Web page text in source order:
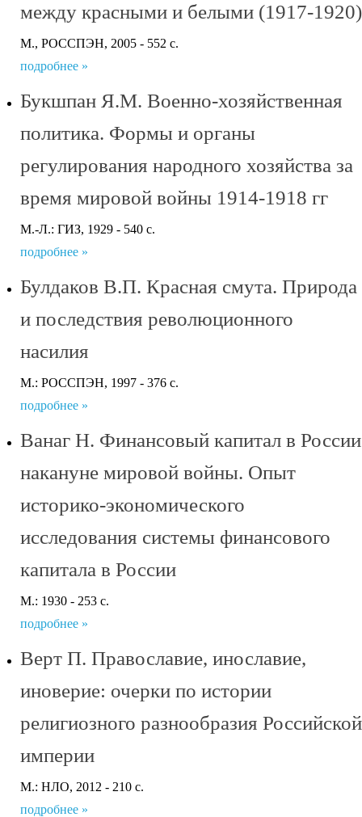
между красными и белыми (1917-1920)
M., РОССПЭН, 2005 - 552 с.
подробнее »
Букшпан Я.М. Военно-хозяйственная
политика. Формы и органы
регулирования народного хозяйства за
время мировой войны 1914-1918 гг
М.-Л.: ГИЗ, 1929 - 540 с.
подробнее »
Булдаков В.П. Красная смута. Природа
и последствия революционного
насилия
М.: РОССПЭН, 1997 - 376 с.
подробнее »
Ванаг Н. Финансовый капитал в России
накануне мировой войны. Опыт
историко-экономического
исследования системы финансового
капитала в России
М.: 1930 - 253 с.
подробнее »
Верт П. Православие, инославие,
иноверие: очерки по истории
религиозного разнообразия Российской
империи
М.: НЛО, 2012 - 210 с.
подробнее »